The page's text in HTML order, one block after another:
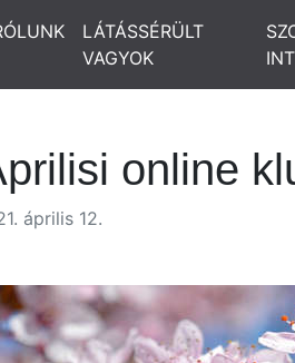
LÁTÁSSÉRÜLT
VAGYOK
online
április 12.